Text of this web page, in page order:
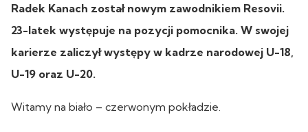
Radek Kanach został nowym zawodnikiem Resovii.
23-latek występuje na pozycji pomocnika. W swojej
karierze zaliczył występy w kadrze narodowej U-18,
U-19 oraz U-20.
Witamy na biało – czerwonym pokładzie.